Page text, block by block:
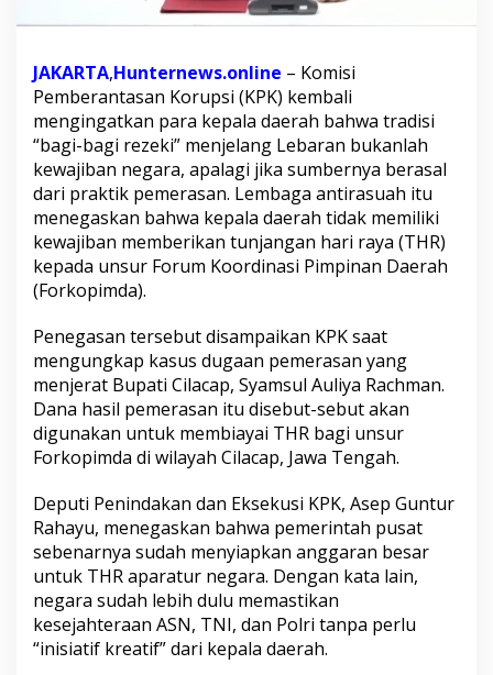
l
A
i
y
a
R
a
c
m
a
n
u
g
a
K
u
m
p
l
k
a
n
R
p
7
5
0
JAKARTA,Hunternews.online – Komisi
Pemberantasan Korupsi (KPK) kembali
mengingatkan para kepala daerah bahwa tradisi
“bagi-bagi rezeki” menjelang Lebaran bukanlah
kewajiban negara, apalagi jika sumbernya berasal
dari praktik pemerasan. Lembaga antirasuah itu
menegaskan bahwa kepala daerah tidak memiliki
kewajiban memberikan tunjangan hari raya (THR)
kepada unsur Forum Koordinasi Pimpinan Daerah
(Forkopimda).
Penegasan tersebut disampaikan KPK saat
mengungkap kasus dugaan pemerasan yang
menjerat Bupati Cilacap, Syamsul Auliya Rachman.
Dana hasil pemerasan itu disebut-sebut akan
digunakan untuk membiayai THR bagi unsur
Forkopimda di wilayah Cilacap, Jawa Tengah.
Deputi Penindakan dan Eksekusi KPK, Asep Guntur
Rahayu, menegaskan bahwa pemerintah pusat
sebenarnya sudah menyiapkan anggaran besar
untuk THR aparatur negara. Dengan kata lain,
negara sudah lebih dulu memastikan
kesejahteraan ASN, TNI, dan Polri tanpa perlu
“inisiatif kreatif” dari kepala daerah.